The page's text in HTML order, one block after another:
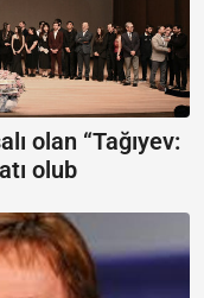
olan “Tağıyev:
olub